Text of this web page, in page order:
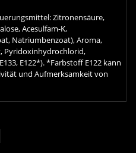
Zitronensäure,
Acesulfam-K,
Natriumbenzoat), Aroma,
Pyridoxinhydrochlorid,
E122*). *Farbstoff E122 kann
und Aufmerksamkeit von